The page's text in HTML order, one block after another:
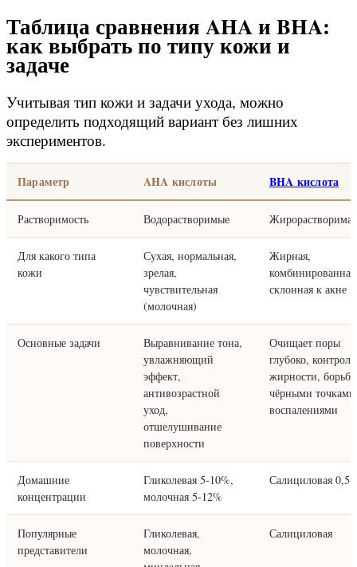
Таблица сравнения AHA и BHA:
как выбрать по типу кожи и
задаче
Учитывая тип кожи и задачи ухода, можно
определить подходящий вариант без лишних
экспериментов.
Параметр AHA кислоты BHA кислота
Растворимость Водорастворимые Жирорастворимая
Для какого типа
кожи
Сухая, нормальная,
зрелая,
чувствительная
(молочная)
Жирная,
склонная к акне
Основные задачи
Выравнивание тона,
увлажняющий
эффект,
антивозрастной
уход,
отшелушивание
поверхности
Очищает поры
глубоко, контроль
жирности,
чёрными
воспалениями
Домашние
концентрации
Гликолевая 5-10%,
молочная 5-12%
Салициловая 0,5-
Популярные
представители
Гликолевая,
молочная,
Салициловая